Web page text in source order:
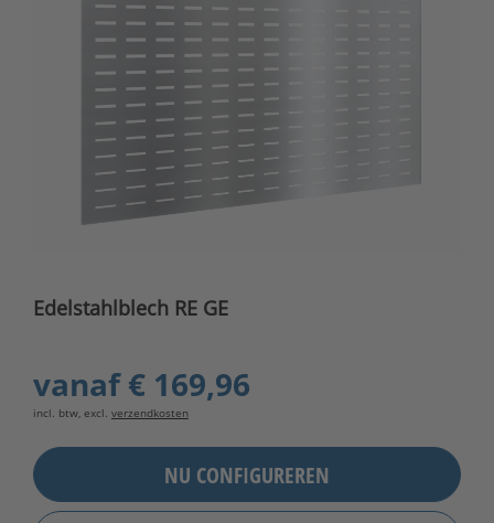
Edelstahlblech RE GE
vanaf€ 169,96
incl. btw, excl. verzendkosten
NU CONFIGUREREN